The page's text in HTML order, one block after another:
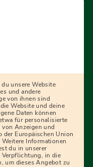
Wir
deinem Start in den
interaktiven
alle, die was werden
Mediadaten
du unsere Website
und andere
von ihnen sind
Website und deine
Daten können
für personalisierte
Anzeigen und
der Europäischen Union
Informationen
du in unserer
Verpflichtung, in die
um dieses Angebot zu